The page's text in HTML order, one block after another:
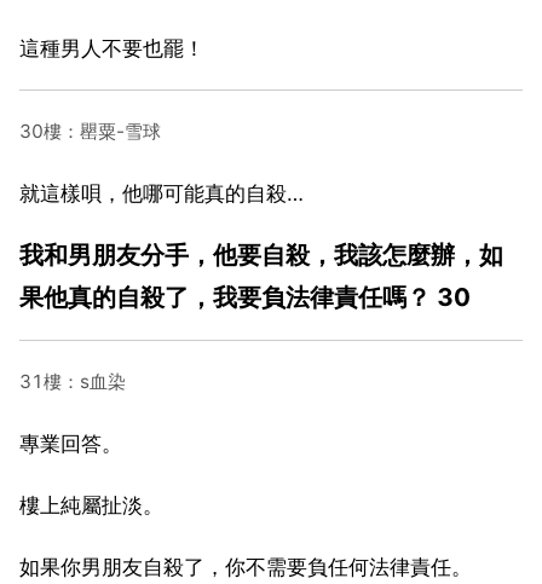
這種男人不要也罷！
30樓：罌粟-雪球
就這樣唄，他哪可能真的自殺…
我和男朋友分手，他要自殺，我該怎麼辦，如
果他真的自殺了，我要負法律責任嗎？ 30
31樓：s血染
專業回答。
樓上純屬扯淡。
如果你男朋友自殺了，你不需要負任何法律責任。